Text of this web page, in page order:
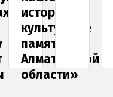
историко-
культурные
памятники
Алматинской
области»